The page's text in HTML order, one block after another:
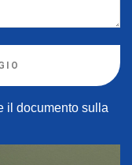
il documento sulla